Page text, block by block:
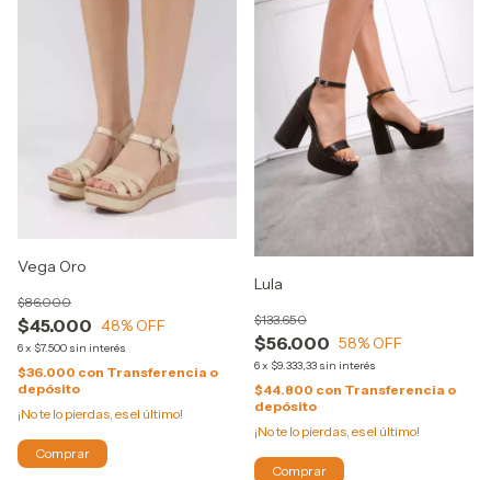
Vega Oro
$45.000
$86.000
48% OFF
6x $7.500 sin interés
$36.000 con Transferencia o
depósito
¡No te lo pierdas, es el último!
Comprar
Lula
$56.000
$133.650
58% OFF
6x $9.333,33 sin interés
$44.800 con Transferencia o
depósito
¡No te lo pierdas, es el último!
Comprar